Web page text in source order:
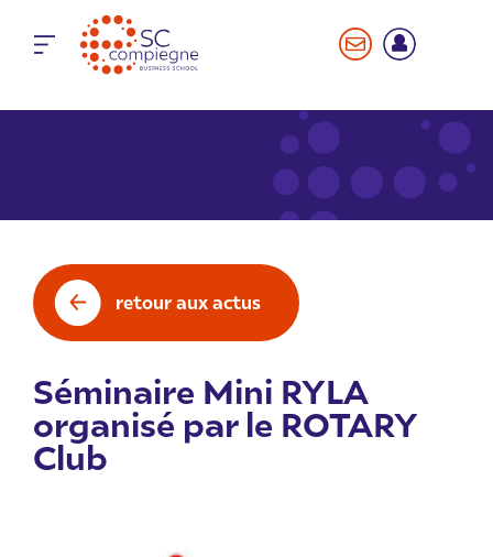
retour aux actus
Séminaire Mini RYLA
organisé par le ROTARY
Club